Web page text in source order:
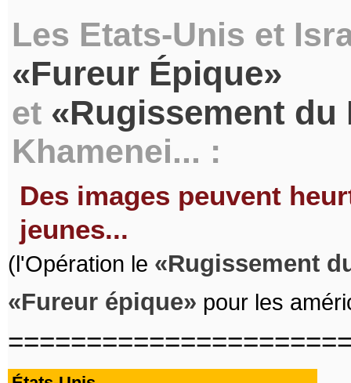
Les Etats-Unis et
Fureur Épique
et Rugissement du
Khamenei... :
Des images peuvent
jeunes...
(l'Opération le
Rugissement
Fureur épique
pour les